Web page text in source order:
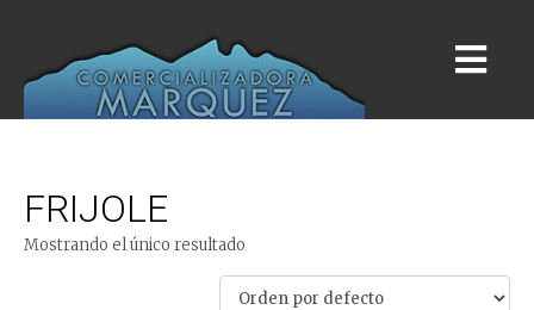
FRIJOLE
Mostrando el único resultado